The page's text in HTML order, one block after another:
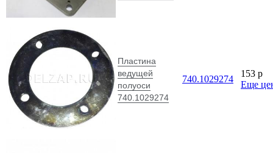
Пластина
ведущей
полуоси
740.1029274
740.1029274
153 p
Еще